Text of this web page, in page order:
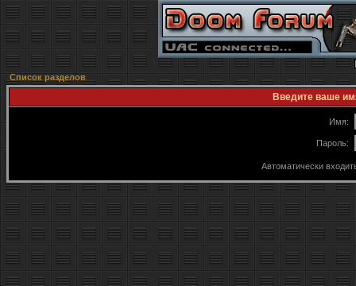
Список разделов
Введите ваше
Имя:
Пароль:
Автоматически